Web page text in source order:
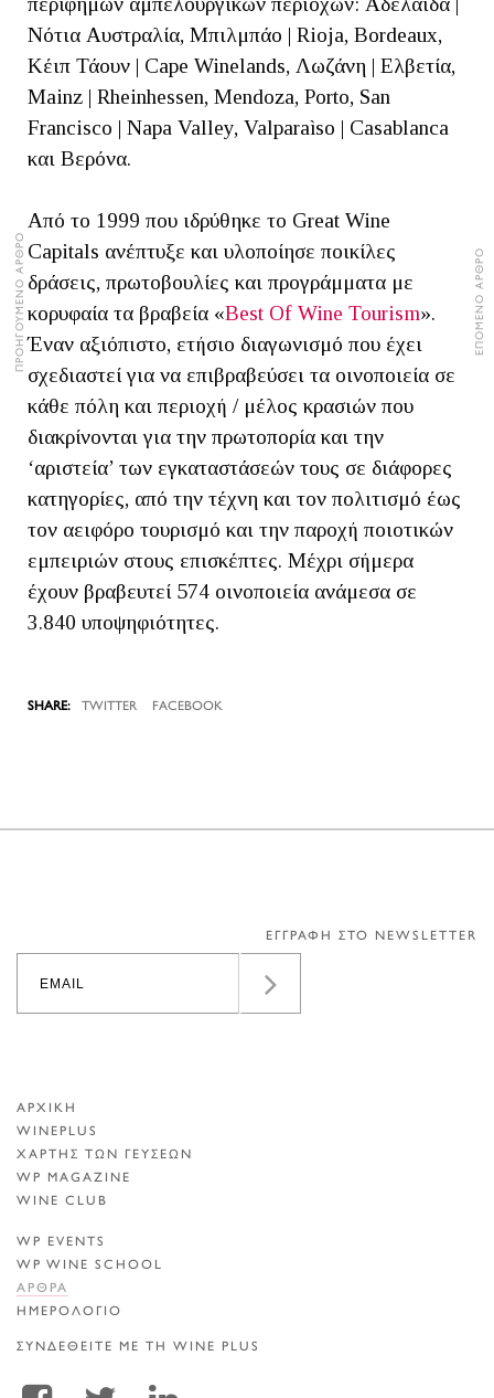
ΠΡΟΗΓΟΥΜΕΝΟ ΑΡΘΡΟ ΕΠΟΜΕΝΟ ΑΡΘΡΟ
Νότια Αυστραλία, Μπιλμπάο | Rioja, Bordeaux,
Κέιπ Τάουν | Cape Winelands, Λωζάνη | Ελβετία,
Mainz | Rheinhessen, Mendoza, Porto, San
Francisco | Napa Valley, Valparaìso | Casablanca
και Βερόνα.
Από το 1999 που ιδρύθηκε το Great Wine
Capitals ανέπτυξε και υλοποίησε ποικίλες
δράσεις, πρωτοβουλίες και προγράμματα με
κορυφαία τα βραβεία «Best Of Wine Tourism».
Έναν αξιόπιστο, ετήσιο διαγωνισμό που έχει
σχεδιαστεί για να επιβραβεύσει τα οινοποιεία σε
κάθε πόλη και περιοχή / μέλος κρασιών που
διακρίνονται για την πρωτοπορία και την
‘αριστεία’ των εγκαταστάσεών τους σε διάφορες
κατηγορίες, από την τέχνη και τον πολιτισμό έως
τον αειφόρο τουρισμό και την παροχή ποιοτικών
εμπειριών στους επισκέπτες. Μέχρι σήμερα
έχουν βραβευτεί 574 οινοποιεία ανάμεσα σε
3.840 υποψηφιότητες.
TWITTER FACEBOOK
ΕΓΓΡΑΦΗ ΣΤΟ NEWSLETTER
ΑΡΧΙΚΗ
WINEPLUS
ΧΑΡΤΗΣ ΤΩΝ ΓΕΥΣΕΩΝ
WP MAGAZINE
WINE CLUB
WP EVENTS
WP WINE SCHOOL
ΑΡΘΡΑ
ΗΜΕΡΟΛΟΓΙΟ
ΣΥΝΔΕΘΕΙΤΕ ΜΕ ΤΗ WINE PLUS